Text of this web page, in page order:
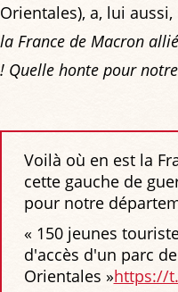
Orientales), a, lui aussi,
la France de Macron
! Quelle honte pour
Voilà où en est la
cette gauche de
pour notre
« 150 jeunes
d'accès d'un parc
Orientales »https://